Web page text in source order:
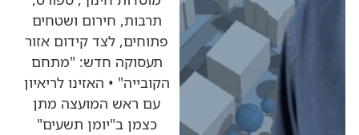
תרבות, חירום ושטחים
פתוחים, לצד קידום אזור
תעסוקה חדש: "מתחם
הקובייה" • האזינו לריאיון
עם ראש המועצה מתן
כצמן ב"יומן תשעים"